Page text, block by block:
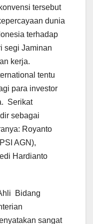
tersebut
dunia
terhadap
segi Jaminan
kerja.
tentu
para investor
Serikat
sebagai
Royanto
AGN),
Hardianto
Bidang
sangat